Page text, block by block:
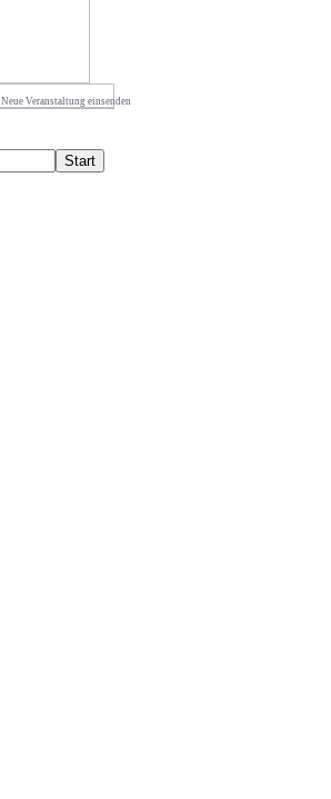
Neue Veranstaltung einsenden